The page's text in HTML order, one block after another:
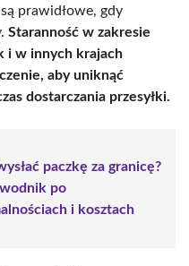
prawidłowe, gdy
Staranność w zakresie
i w innych krajach
aby uniknąć
dostarczania przesyłki.
paczkę za granicę?
po
i kosztach